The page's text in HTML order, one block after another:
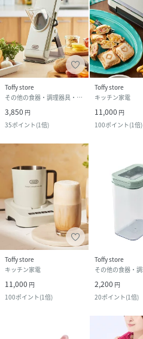
Toffy store
その他の食器・調理器具・キッチン用品
3,850 円
35ポイント(1倍)
Toffy store
キッチン家電
11,000 円
100ポイント(1倍)
Toffy store
キッチン家電
11,000 円
100ポイント(1倍)
Toffy store
2,200 円
20ポイント(1倍)